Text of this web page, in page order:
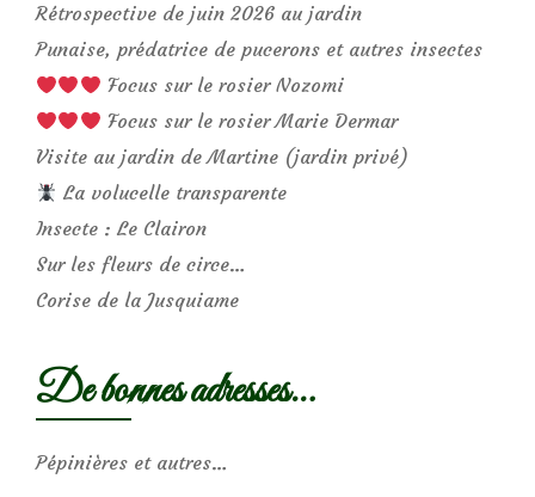
Rétrospective de juin 2026 au jardin
Punaise, prédatrice de pucerons et autres insectes
Focus sur le rosier Nozomi
Focus sur le rosier Marie Dermar
Visite au jardin de Martine (jardin privé)
La volucelle transparente
Insecte : Le Clairon
Sur les fleurs de circe…
Corise de la Jusquiame
De bonnes adresses…
Pépinières et autres…